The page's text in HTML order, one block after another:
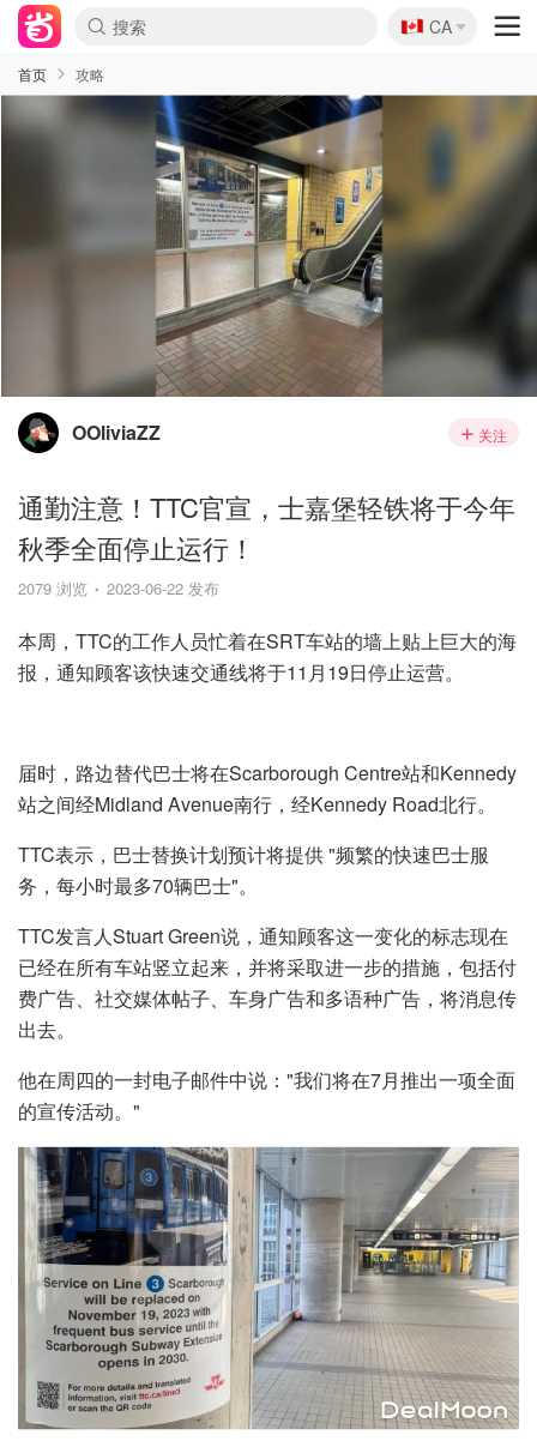
🇨🇦
CA
首页 攻略
OOliviaZZ 关注
通勤注意！TTC官宣，士嘉堡轻铁将于今年
秋季全面停止运行！
2079 浏览 2023-06-22 发布
本周，TTC的工作人员忙着在SRT车站的墙上贴上巨大的海
报，通知顾客该快速交通线将于11月19日停止运营。
届时，路边替代巴士将在Scarborough Centre站和Kennedy
站之间经Midland Avenue南行，经Kennedy Road北行。
TTC表示，巴士替换计划预计将提供 "频繁的快速巴士服
务，每小时最多70辆巴士"。
TTC发言人Stuart Green说，通知顾客这一变化的标志现在
已经在所有车站竖立起来，并将采取进一步的措施，包括付
费广告、社交媒体帖子、车身广告和多语种广告，将消息传
出去。
他在周四的一封电子邮件中说："我们将在7月推出一项全面
的宣传活动。"